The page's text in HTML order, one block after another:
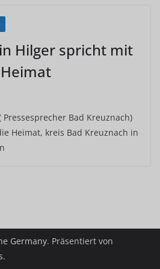
Hilger spricht mit
Bad Kreuznach)
Heimat, kreis Bad Kreuznach in
Germany. Präsentiert von
.